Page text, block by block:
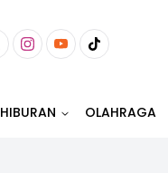
HIBURAN OLAHRAGA